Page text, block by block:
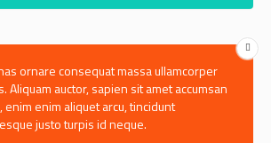
ornare consequat massa ullamcorper
Aliquam auctor, sapien sit amet accumsan
enim enim aliquet arcu, tincidunt
justo turpis id neque.